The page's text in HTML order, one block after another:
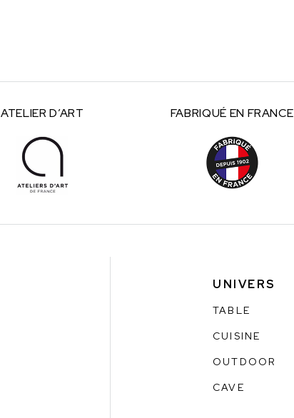
ATELIERD’ART FABRIQUÉ EN FRANCE
UNIVERS
TABLE
CUISINE
OUTDOOR
CAVE